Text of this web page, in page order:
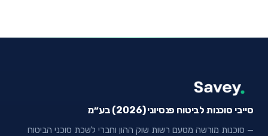
סייבי סוכנות לביטוח פנסיוני (2026) בע״מ
— סוכנות מורשה מטעם רשות שוק ההון וחברי לשכת סוכני הביטוח